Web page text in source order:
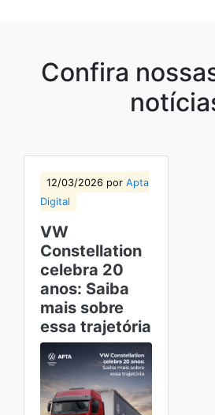
Confira
12/03/2026 por Apta
Digital
VW
Constellation
celebra 20
anos: Saiba
mais sobre
essa trajetória